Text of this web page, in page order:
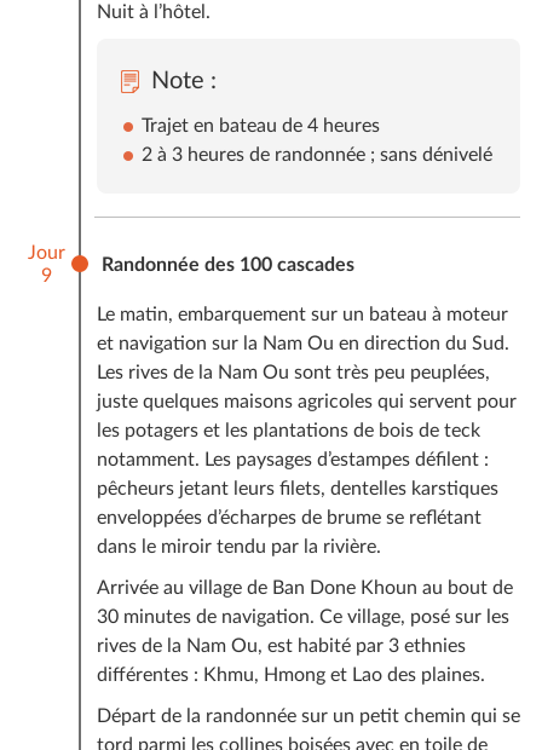
Nuit à l’hôtel.
Note :
Trajet en bateau de 4 heures
2 à 3 heures de randonnée ; sans dénivelé
Jour
9
Randonnée des 100 cascades
Le matin, embarquement sur un bateau à moteur
et navigation sur la Nam Ou en direction du Sud.
Les rives de la Nam Ou sont très peu peuplées,
juste quelques maisons agricoles qui servent pour
les potagers et les plantations de bois de teck
notamment. Les paysages d’estampes défilent :
pêcheurs jetant leurs filets, dentelles karstiques
enveloppées d’écharpes de brume se reflétant
dans le miroir tendu par la rivière.
Arrivée au village de Ban Done Khoun au bout de
30 minutes de navigation. Ce village, posé sur les
rives de la Nam Ou, est habité par 3 ethnies
différentes : Khmu, Hmong et Lao des plaines.
Départ de la randonnée sur un petit chemin qui se
tord parmi les collines boisées avec en toile de